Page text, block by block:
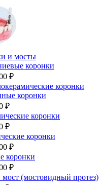
и мосты
коронки
₽
коронки
коронки
₽
коронки
₽
коронки
₽
коронки
₽
мост (мостовидный протез)